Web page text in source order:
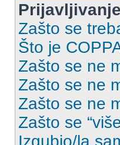
Zašto se
Što je
Zašto se ne
Zašto se ne
Zašto se ne
Zašto se
Izgubio/la